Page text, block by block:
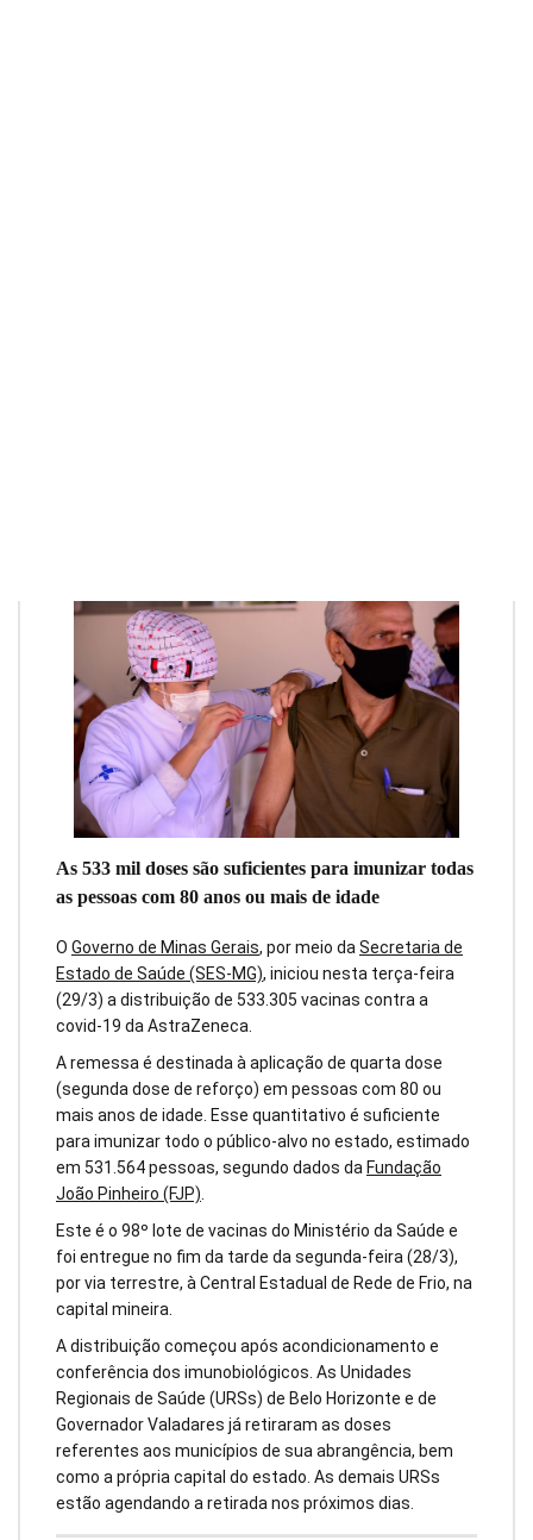
As 533 mil doses são suficientes para imunizar todas
as pessoas com 80 anos ou mais de idade
O Governo de Minas Gerais, por meio daSecretaria de
Estado de Saúde (SES-MG), iniciou nesta terça-feira
(29/3) a distribuição de 533.305 vacinas contra a
covid-19 da AstraZeneca.
A remessa é destinada à aplicação de quarta dose
(segunda dose de reforço) em pessoas com 80 ou
mais anos de idade. Esse quantitativo é suficiente
para imunizar todo o público-alvo no estado, estimado
em 531.564 pessoas, segundo dados da Fundação
João Pinheiro (FJP).
Este é o 98º lote de vacinas do Ministério da Saúde e
foi entregue no fim da tarde da segunda-feira (28/3),
por via terrestre, à Central Estadual de Rede de Frio, na
capital mineira.
A distribuição começou após acondicionamento e
conferência dos imunobiológicos. As Unidades
Regionais de Saúde (URSs) de Belo Horizonte e de
Governador Valadares já retiraram as doses
referentes aos municípios de sua abrangência, bem
como a própria capital do estado. As demais URSs
estão agendando a retirada nos próximos dias.